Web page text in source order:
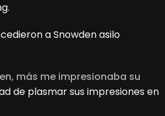
a Snowden asilo
más me impresionaba su
de plasmar sus impresiones en